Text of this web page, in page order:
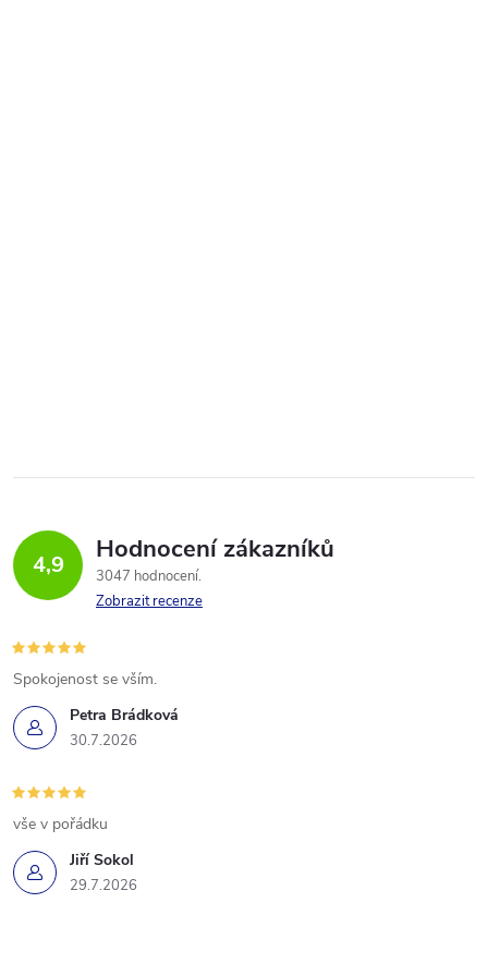
4,9 Hodnocení zákazníků
3047 hodnocení
Zobrazit recenze
Petra Brádková
30.7.2026
Spokojenost se vším.
Jiří Sokol
29.7.2026
vše v pořádku